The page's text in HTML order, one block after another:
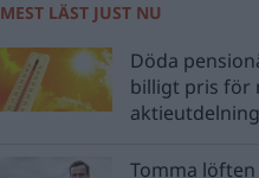
MEST LÄST JUST NU
Döda
billigt pris för
aktieutdelning
Tomma